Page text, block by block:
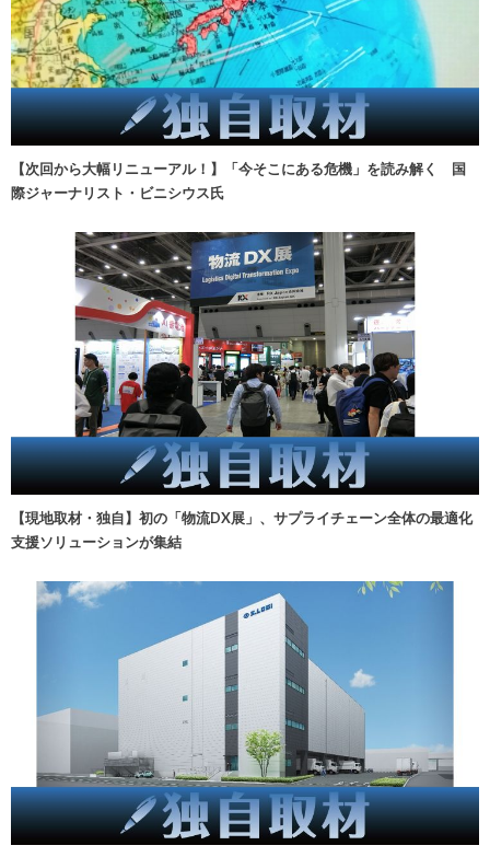
【次回から大幅リニューアル！】「今そこにある危機」を読み解く 国
際ジャーナリスト・ビニシウス氏
【現地取材・独自】初の「物流DX展」、サプライチェーン全体の最適化
支援ソリューションが集結